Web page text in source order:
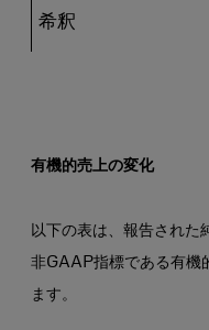
希釈
有機的売上の変化
以下の表は、報告された
非GAAP指標である有機
ます。